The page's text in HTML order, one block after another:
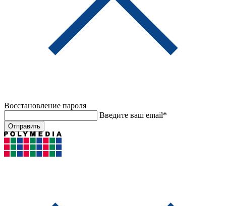
Восстановление пароля
Введите ваш email*
Отправить